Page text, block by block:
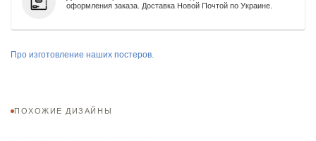
оформления заказа. Доставка Новой Почтой по Украине.
Про изготовление наших постеров.
ПОХОЖИЕ ДИЗАЙНЫ